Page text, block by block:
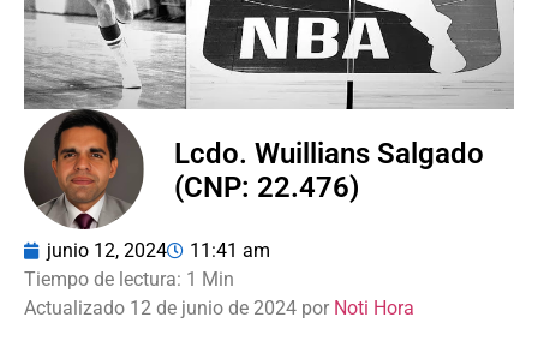
Lcdo. Wuillians Salgado
(CNP: 22.476)
junio 12, 2024 11:41 am
Actualizado 12 de junio de 2024 por Noti Hora